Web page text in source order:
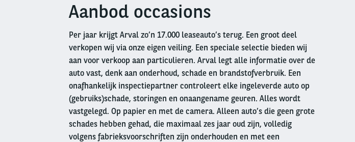
columnAanbod occasions
Per jaar krijgt Arval zo’n 17.000 leaseauto’s terug. Een groot deel
verkopen wij via onze eigen veiling. Een speciale selectie bieden wij
aan voor verkoop aan particulieren. Arval legt alle informatie over de
auto vast, denk aan onderhoud, schade en brandstofverbruik. Een
onafhankelijk inspectiepartner controleert elke ingeleverde auto op
(gebruiks)schade, storingen en onaangename geuren. Alles wordt
vastgelegd. Op papier en met de camera. Alleen auto’s die geen grote
schades hebben gehad, die maximaal zes jaar oud zijn, volledig
volgens fabrieksvoorschriften zijn onderhouden en met een